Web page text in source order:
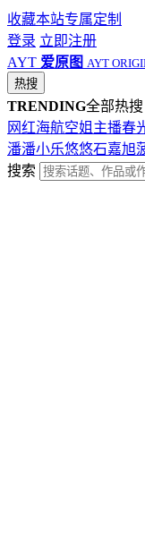
收藏本站专属定制
登录 立即注册
AYT 爱原图 AYT
热搜
TRENDING全部热搜
网红海航空姐 主播春
潘潘小乐悠悠石嘉旭
搜索